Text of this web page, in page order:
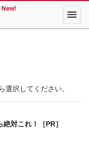
New! menu
選択してください。
対これ！［PR］